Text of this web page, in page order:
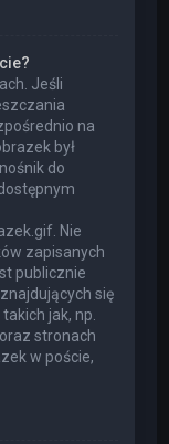
Jeśli
na
był
do
Nie
zapisanych
publicznie
się
jak, np.
stronach
w poście,